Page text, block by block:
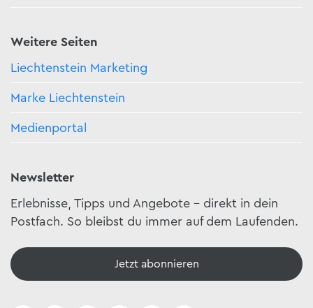
Weitere Seiten
Liechtenstein Marketing
Marke Liechtenstein
Medienportal
Newsletter
Erlebnisse, Tipps und Angebote – direkt in dein
Postfach. So bleibst du immer auf dem Laufenden.
Jetzt abonnieren